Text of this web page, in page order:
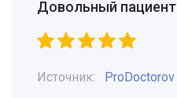
Довольный пациент
Источник:
ProDoctorov